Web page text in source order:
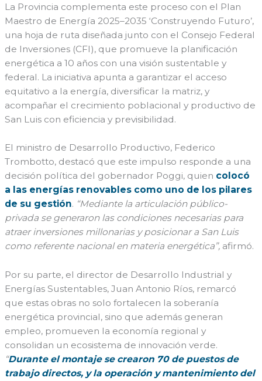
La Provincia complementa este proceso con el Plan
Maestro de Energía 2025–2035 ‘Construyendo Futuro’,
una hoja de ruta diseñada junto con el Consejo Federal
de Inversiones (CFI), que promueve la planificación
energética a 10 años con una visión sustentable y
federal. La iniciativa apunta a garantizar el acceso
equitativo a la energía, diversificar la matriz, y
acompañar el crecimiento poblacional y productivo de
San Luis con eficiencia y previsibilidad.
El ministro de Desarrollo Productivo, Federico
Trombotto, destacó que este impulso responde a una
decisión política del gobernador Poggi, quien colocó
a las energías renovables como uno de los pilares
de su gestión. “Mediante la articulación público-
privada se generaron las condiciones necesarias para
atraer inversiones millonarias y posicionar a San Luis
como referente nacional en materia energética”, afirmó.
Por su parte, el director de Desarrollo Industrial y
Energías Sustentables, Juan Antonio Ríos, remarcó
que estas obras no solo fortalecen la soberanía
energética provincial, sino que además generan
empleo, promueven la economía regional y
consolidan un ecosistema de innovación verde.
“Durante el montaje se crearon 70 de puestos de
trabajo directos, y la operación y mantenimiento del